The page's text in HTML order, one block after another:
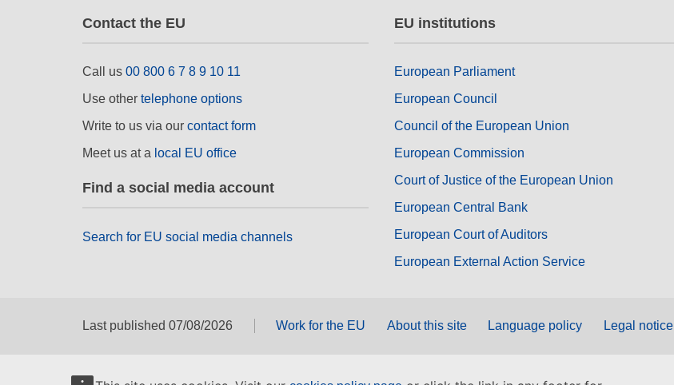
Contact the EU
Call us 00 800 6 7 8 9 10 11
Use other telephone options
Write to us via our contact form
Meet us at a local EU office
Find a social media account
Search for EU social media channels
EU institutions
European Parliament
European Council
Council of the European Union
European Commission
Court of Justice of the European Union
European Central Bank
European Court of Auditors
European External Action Service
Last published 07/08/2026 Work for the EU About this site Language policy Legal notice